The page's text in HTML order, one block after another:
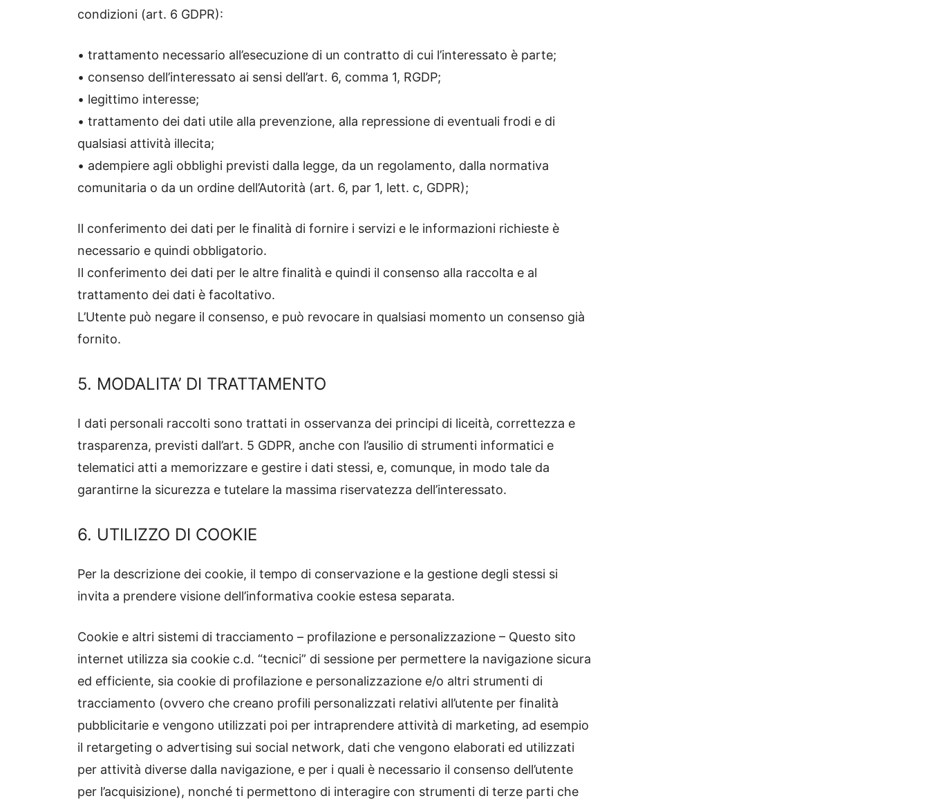
condizioni (art. 6 GDPR):
• trattamento necessario all’esecuzione di un contratto di cui l’interessato è parte;
• consenso dell’interessato ai sensi dell’art. 6, comma 1, RGDP;
• legittimo interesse;
• trattamento dei dati utile alla prevenzione, alla repressione di eventuali frodi e di
qualsiasi attività illecita;
• adempiere agli obblighi previsti dalla legge, da un regolamento, dalla normativa
comunitaria o da un ordine dell’Autorità (art. 6, par 1, lett. c, GDPR);
Il conferimento dei dati per le finalità di fornire i servizi e le informazioni richieste è
necessario e quindi obbligatorio.
Il conferimento dei dati per le altre finalità e quindi il consenso alla raccolta e al
trattamento dei dati è facoltativo.
L’Utente può negare il consenso, e può revocare in qualsiasi momento un consenso già
fornito.
5. MODALITA’ DI TRATTAMENTO
I dati personali raccolti sono trattati in osservanza dei principi di liceità, correttezza e
trasparenza, previsti dall’art. 5 GDPR, anche con l’ausilio di strumenti informatici e
telematici atti a memorizzare e gestire i dati stessi, e, comunque, in modo tale da
garantirne la sicurezza e tutelare la massima riservatezza dell’interessato.
6. UTILIZZO DI COOKIE
Per la descrizione dei cookie, il tempo di conservazione e la gestione degli stessi si
invita a prendere visione dell’informativa cookie estesa separata.
Cookie e altri sistemi di tracciamento – profilazione e personalizzazione – Questo sito
internet utilizza sia cookie c.d. “tecnici” di sessione per permettere la navigazione sicura
ed efficiente, sia cookie di profilazione e personalizzazione e/o altri strumenti di
tracciamento (ovvero che creano profili personalizzati relativi all’utente per finalità
pubblicitarie e vengono utilizzati poi per intraprendere attività di marketing, ad esempio
il retargeting o advertising sui social network, dati che vengono elaborati ed utilizzati
per attività diverse dalla navigazione, e per i quali è necessario il consenso dell’utente
per l’acquisizione), nonché ti permettono di interagire con strumenti di terze parti che